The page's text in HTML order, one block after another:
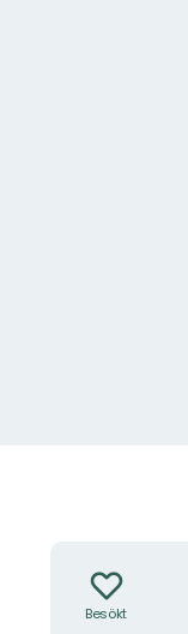
Besökt